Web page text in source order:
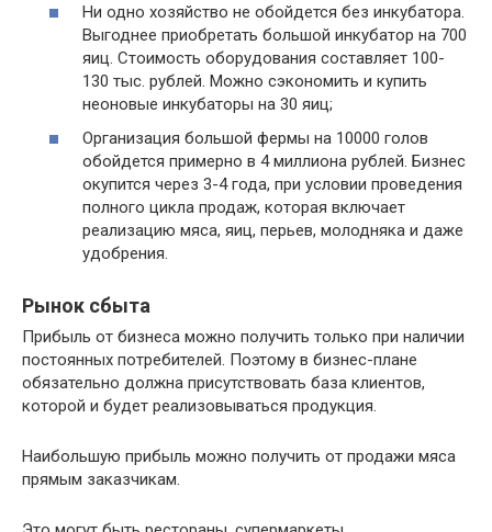
Ни одно хозяйство не обойдется без инкубатора.
Выгоднее приобретать большой инкубатор на 700
яиц. Стоимость оборудования составляет 100-
130 тыс. рублей. Можно сэкономить и купить
неоновые инкубаторы на 30 яиц;
Организация большой фермы на 10000 голов
обойдется примерно в 4 миллиона рублей. Бизнес
окупится через 3-4 года, при условии проведения
полного цикла продаж, которая включает
реализацию мяса, яиц, перьев, молодняка и даже
удобрения.
Рынок сбыта
Прибыль от бизнеса можно получить только при наличии
постоянных потребителей. Поэтому в бизнес-плане
обязательно должна присутствовать база клиентов,
которой и будет реализовываться продукция.
Наибольшую прибыль можно получить от продажи мяса
прямым заказчикам.